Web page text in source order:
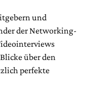
und
der Networking-
über den
perfekte